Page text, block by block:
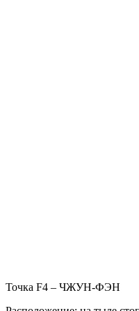
Точка F4 – ЧЖУН-ФЭН